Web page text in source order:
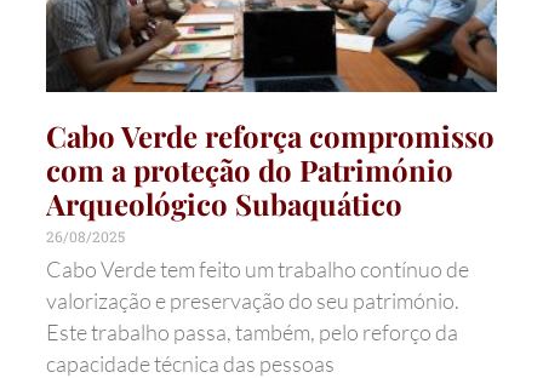
Cabo Verde reforça compromisso
com a proteção do Património
Arqueológico Subaquático
26/08/2025
Cabo Verde tem feito um trabalho contínuo de
valorização e preservação do seu património.
Este trabalho passa, também, pelo reforço da
capacidade técnica das pessoas